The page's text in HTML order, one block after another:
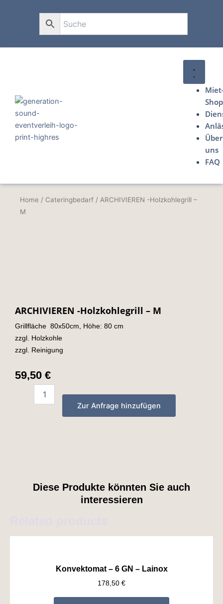
Shop
Über
uns
FAQ
Home / Cateringbedarf / ARCHIVIEREN -Holzkohlegrill –
M
ARCHIVIEREN -Holzkohlegrill – M
Grillfläche 80x50cm, Höhe: 80 cm
zzgl. Holzkohle
zzgl. Reinigung
59,50 €
Zur Anfrage hinzufügen
Diese Produkte könnten Sie auch
interessieren
Konvektomat – 6 GN – Lainox
178,50 €